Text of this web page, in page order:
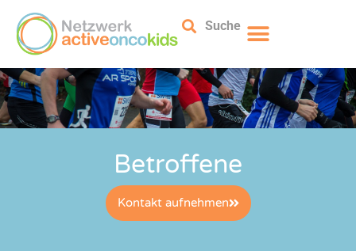
Suche
Betroffene
Kontakt aufnehmen